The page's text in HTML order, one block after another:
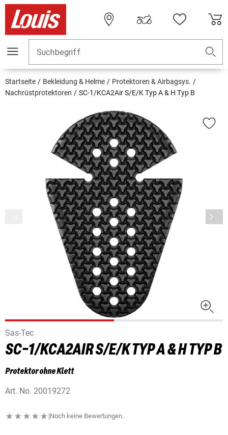
Suchbegriff
Startseite Bekleidung & Helme
Protektoren & Airbagsys.
Nachrüstprotektoren
SC-1/KCA2Air S/E/K Typ A & H Typ B
Sas-Tec
SC-1/KCA2AIR S/E/K TYP A & H TYP B
Protektor ohne Klett
Art. No. 20019272
|Noch keine Bewertungen.